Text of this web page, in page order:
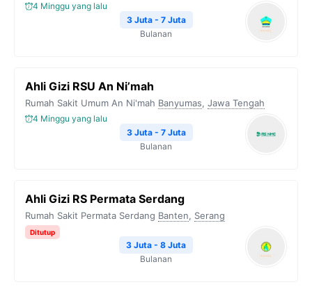
4 Minggu yang lalu
3 Juta - 7 Juta
Bulanan
Ahli Gizi RSU An Ni’mah
Rumah Sakit Umum An Ni'mah Banyumas, Jawa Tengah
4 Minggu yang lalu
3 Juta - 7 Juta
Bulanan
Ahli Gizi RS Permata Serdang
Rumah Sakit Permata Serdang Banten, Serang
Ditutup
3 Juta - 8 Juta
Bulanan